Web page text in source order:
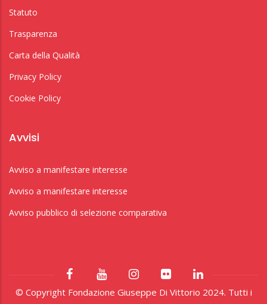
Statuto
Trasparenza
Carta della Qualità
Privacy Policy
Cookie Policy
Avvisi
Avviso a manifestare interesse
Avviso a manifestare interesse
Avviso pubblico di selezione comparativa
© Copyright Fondazione Giuseppe Di Vittorio 2024. Tutti i